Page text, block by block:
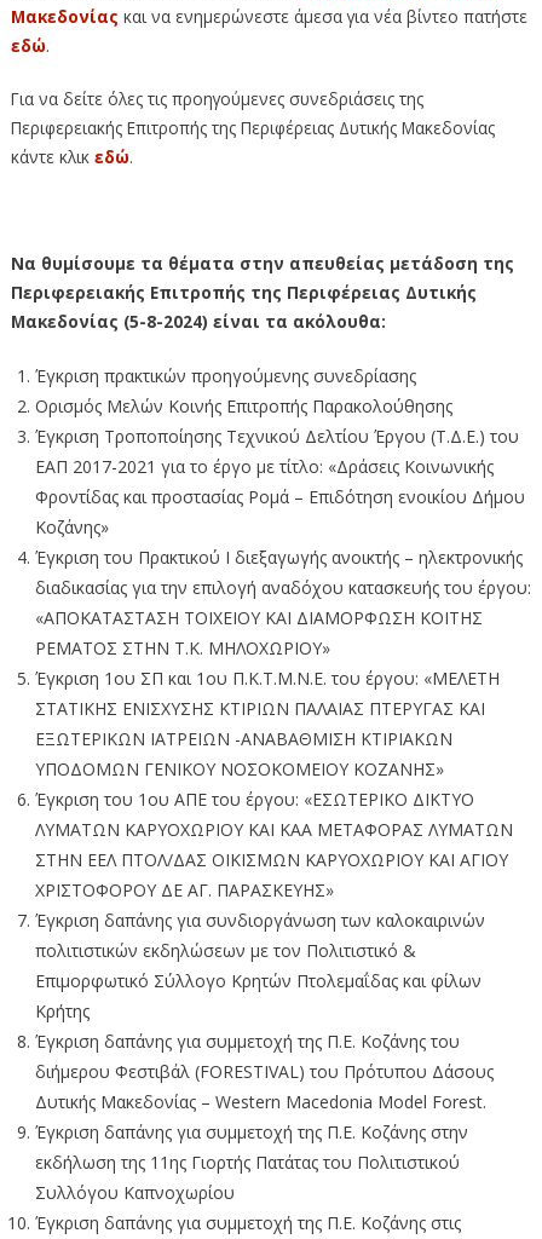
Μακεδονίας και να ενημερώνεστε άμεσα για νέα βίντεο πατήστε
εδώ.
Για να δείτε όλες τις προηγούμενες συνεδριάσεις της
Περιφερειακής Επιτροπής της Περιφέρειας Δυτικής Μακεδονίας
κάντε κλικ εδώ.
Να θυμίσουμε τα θέματα στην απευθείας μετάδοση της
Περιφερειακής Επιτροπής της Περιφέρειας Δυτικής
Μακεδονίας (5-8-2024) είναι τα ακόλουθα:
Έγκριση πρακτικών προηγούμενης συνεδρίασης
Ορισμός Μελών Κοινής Επιτροπής Παρακολούθησης
Έγκριση Τροποποίησης Τεχνικού Δελτίου Έργου (Τ.Δ.Ε.) του
ΕΑΠ 2017-2021 για το έργο με τίτλο: «Δράσεις Κοινωνικής
Φροντίδας και προστασίας Ρομά – Επιδότηση ενοικίου Δήμου
Κοζάνης»
Έγκριση του Πρακτικού I διεξαγωγής ανοικτής – ηλεκτρονικής
διαδικασίας για την επιλογή αναδόχου κατασκευής του έργου:
«ΑΠΟΚΑΤΑΣΤΑΣΗ ΤΟΙΧΕΙΟΥ ΚΑΙ ΔΙΑΜΟΡΦΩΣΗ ΚΟΙΤΗΣ
ΡΕΜΑΤΟΣ ΣΤΗΝ Τ.Κ. ΜΗΛΟΧΩΡΙΟΥ»
Έγκριση 1ου ΣΠ και 1ου Π.Κ.Τ.Μ.Ν.Ε. του έργου: «ΜΕΛΕΤΗ
ΣΤΑΤΙΚΗΣ ΕΝΙΣΧΥΣΗΣ ΚΤΙΡΙΩΝ ΠΑΛΑΙΑΣ ΠΤΕΡΥΓΑΣ ΚΑΙ
ΕΞΩΤΕΡΙΚΩΝ ΙΑΤΡΕΙΩΝ -ΑΝΑΒΑΘΜΙΣΗ ΚΤΙΡΙΑΚΩΝ
ΥΠΟΔΟΜΩΝ ΓΕΝΙΚΟΥ ΝΟΣΟΚΟΜΕΙΟΥ ΚΟΖΑΝΗΣ»
Έγκριση του 1ου ΑΠΕ του έργου: «ΕΣΩΤΕΡΙΚΟ ΔΙΚΤΥΟ
ΛΥΜΑΤΩΝ ΚΑΡΥΟΧΩΡΙΟΥ ΚΑΙ ΚΑΑ ΜΕΤΑΦΟΡΑΣ ΛΥΜΑΤΩΝ
ΣΤΗΝ ΕΕΛ ΠΤΟΛ/ΔΑΣ ΟΙΚΙΣΜΩΝ ΚΑΡΥΟΧΩΡΙΟΥ ΚΑΙ ΑΓΙΟΥ
ΧΡΙΣΤΟΦΟΡΟΥ ΔΕ ΑΓ. ΠΑΡΑΣΚΕΥΗΣ»
Έγκριση δαπάνης για συνδιοργάνωση των καλοκαιρινών
πολιτιστικών εκδηλώσεων με τον Πολιτιστικό &
Επιμορφωτικό Σύλλογο Κρητών Πτολεμαΐδας και φίλων
Κρήτης
Έγκριση δαπάνης για συμμετοχή της Π.Ε. Κοζάνης του
διήμερου Φεστιβάλ (FORESTIVAL) του Πρότυπου Δάσους
Δυτικής Μακεδονίας – Western Macedonia Model Forest.
Έγκριση δαπάνης για συμμετοχή της Π.Ε. Κοζάνης στην
εκδήλωση της 11ης Γιορτής Πατάτας του Πολιτιστικού
Συλλόγου Καπνοχωρίου
Έγκριση δαπάνης για συμμετοχή της Π.Ε. Κοζάνης στις